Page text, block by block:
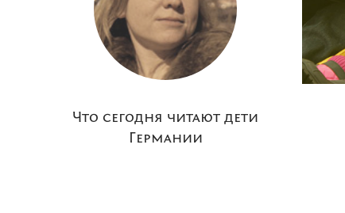
Что сегодня читают дети
Германии